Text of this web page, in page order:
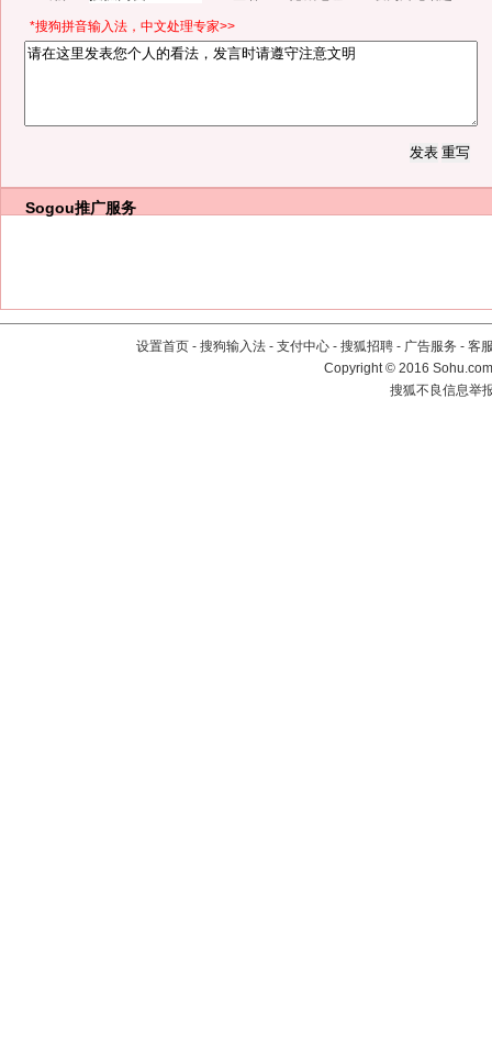
*搜狗拼音输入法，中文处理专家>>
Sogou推广服务
设置首页 - 搜狗输入法 - 支付中心 - 搜狐招聘 - 广告服务 - 客
Copyright©2016
搜狐不良信息举